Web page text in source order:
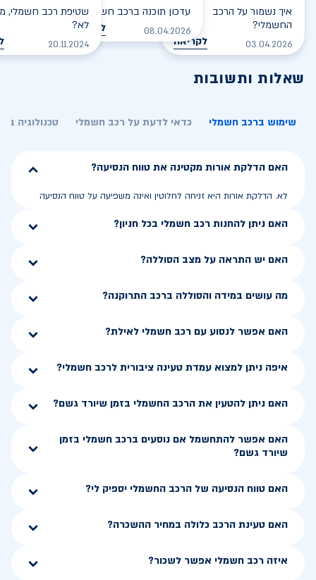
איך נשמור על הרכב
החשמלי?
03.04.2026 לקריאה
עדכון תוכנה ברכב חשמלי
08.04.2026 לקריאה
שטיפת רכב חשמלי,
לא?
20.11.2024
שאלות ותשובות
שימוש ברכב חשמלי כדאי לדעת על רכב חשמלי טכנולוגיה
האם הדלקת אורות מקטינה את טווח הנסיעה?
לא. הדלקת אורות היא זניחה לחלוטין ואינה משפיעה על טווח הנסיעה
האם ניתן להחנות רכב חשמלי בכל חניון?
האם יש התראה על מצב הסוללה?
מה עושים במידה והסוללה ברכב התרוקנה?
האם אפשר לנסוע עם רכב חשמלי לאילת?
איפה ניתן למצוא עמדת טעינה ציבורית לרכב חשמלי?
האם ניתן להטעין את הרכב החשמלי בזמן שיורד גשם?
האם אפשר להתחשמל אם נוסעים ברכב חשמלי בזמן
שיורד גשם?
האם טווח הנסיעה של הרכב החשמלי יספיק לי?
האם טעינת הרכב כלולה במחיר ההשכרה?
איזה רכב חשמלי אפשר לשכור?